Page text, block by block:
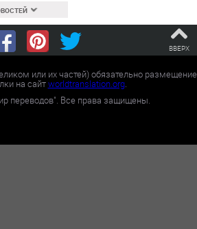
ВВЕРХ
или их частей) обязательно размещение
на сайтworldtranslation.org.
переводов". Все права защищены.